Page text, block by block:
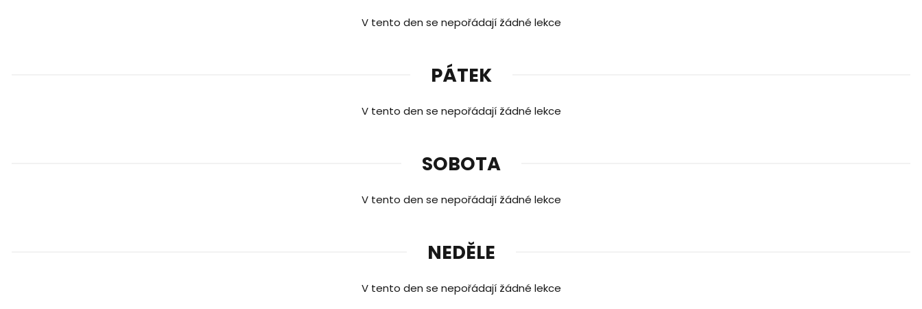
V tento den se nepořádají žádné lekce
PÁTEK
V tento den se nepořádají žádné lekce
SOBOTA
V tento den se nepořádají žádné lekce
NEDĚLE
V tento den se nepořádají žádné lekce